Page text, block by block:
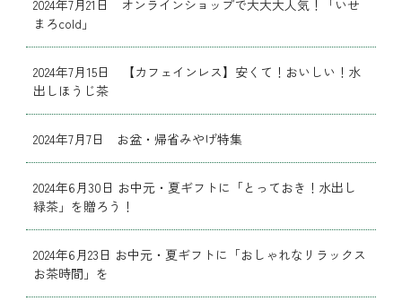
2024年7月21日 オンラインショップで大大大人気！「いせ
まろcold」
2024年7月15日 【カフェインレス】安くて！おいしい！水
出しほうじ茶
2024年7月7日 お盆・帰省みやげ特集
2024年6月30日 お中元・夏ギフトに「とっておき！水出し
緑茶」を贈ろう！
2024年6月23日 お中元・夏ギフトに「おしゃれなリラックス
お茶時間」を